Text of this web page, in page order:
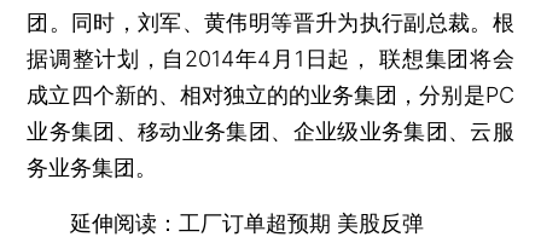
团。同时，刘军、黄伟明等晋升为执行副总裁。根
据调整计划，自2014年4月1日起， 联想集团将会
成立四个新的、相对独立的的业务集团，分别是PC
业务集团、移动业务集团、企业级业务集团、云服
务业务集团。
延伸阅读：工厂订单超预期 美股反弹